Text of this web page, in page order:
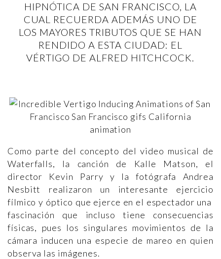
HIPNÓTICA DE SAN FRANCISCO, LA
CUAL RECUERDA ADEMÁS UNO DE
LOS MAYORES TRIBUTOS QUE SE HAN
RENDIDO A ESTA CIUDAD: EL
VÉRTIGO DE ALFRED HITCHCOCK.
Como parte del concepto del video musical de
Waterfalls, la canción de Kalle Matson, el
director Kevin Parry y la fotógrafa Andrea
Nesbitt realizaron un interesante ejercicio
fílmico y óptico que ejerce en el espectador una
fascinación que incluso tiene consecuencias
físicas, pues los singulares movimientos de la
cámara inducen una especie de mareo en quien
observa las imágenes.